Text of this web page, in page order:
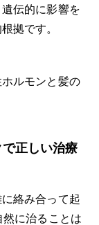
伝的に影響を
拠です。
ルモンと髪の
正しい治療
絡み合って起
に治ることは